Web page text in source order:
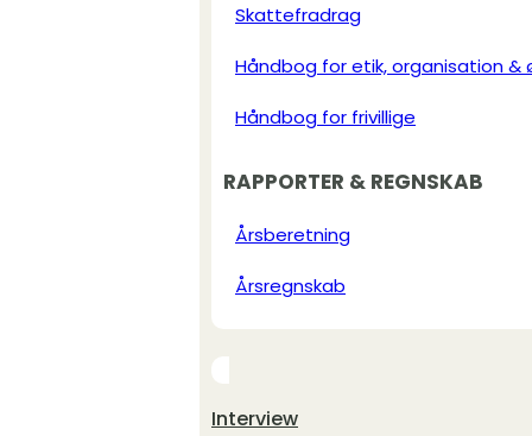
Skattefradrag
Håndbog for etik, organisation &
Håndbog for frivillige
RAPPORTER & REGNSKAB
Årsberetning
Årsregnskab
Interview